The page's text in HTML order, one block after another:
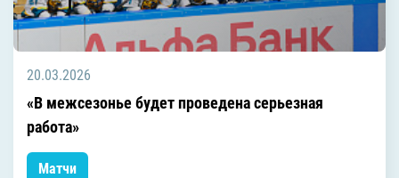
20.03.2026
«В межсезонье будет проведена серьезная
работа»
Матчи